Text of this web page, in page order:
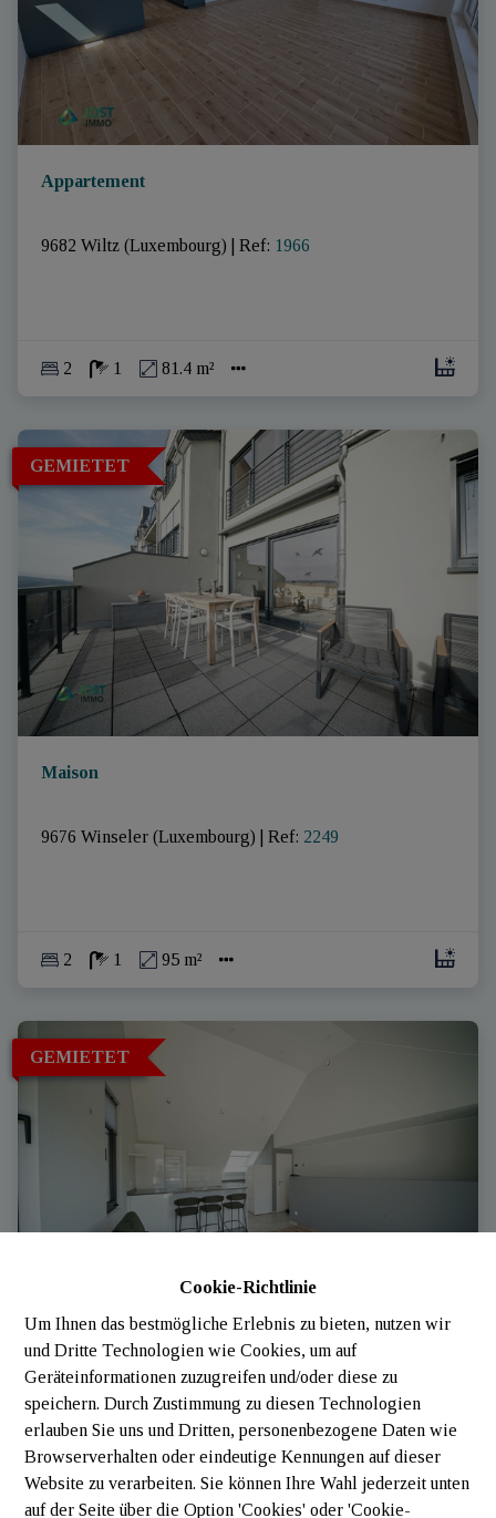
Cookie-Richtlinie
Um Ihnen das bestmögliche Erlebnis zu bieten, nutzen wir
und Dritte Technologien wie Cookies, um auf
Geräteinformationen zuzugreifen und/oder diese zu
speichern. Durch Zustimmung zu diesen Technologien
erlauben Sie uns und Dritten, personenbezogene Daten wie
Browserverhalten oder eindeutige Kennungen auf dieser
Website zu verarbeiten. Sie können Ihre Wahl jederzeit unten
auf der Seite über die Option 'Cookies' oder 'Cookie-
Appartement
9682 Wiltz (Luxembourg) Ref: 1966
2 1 81.4 m²
GEMIETET
Maison
9676 Winseler (Luxembourg) Ref: 2249
2 1 95 m²
GEMIETET
Lac De La Haute-Sûre (Luxembourg) | Ref: 3400